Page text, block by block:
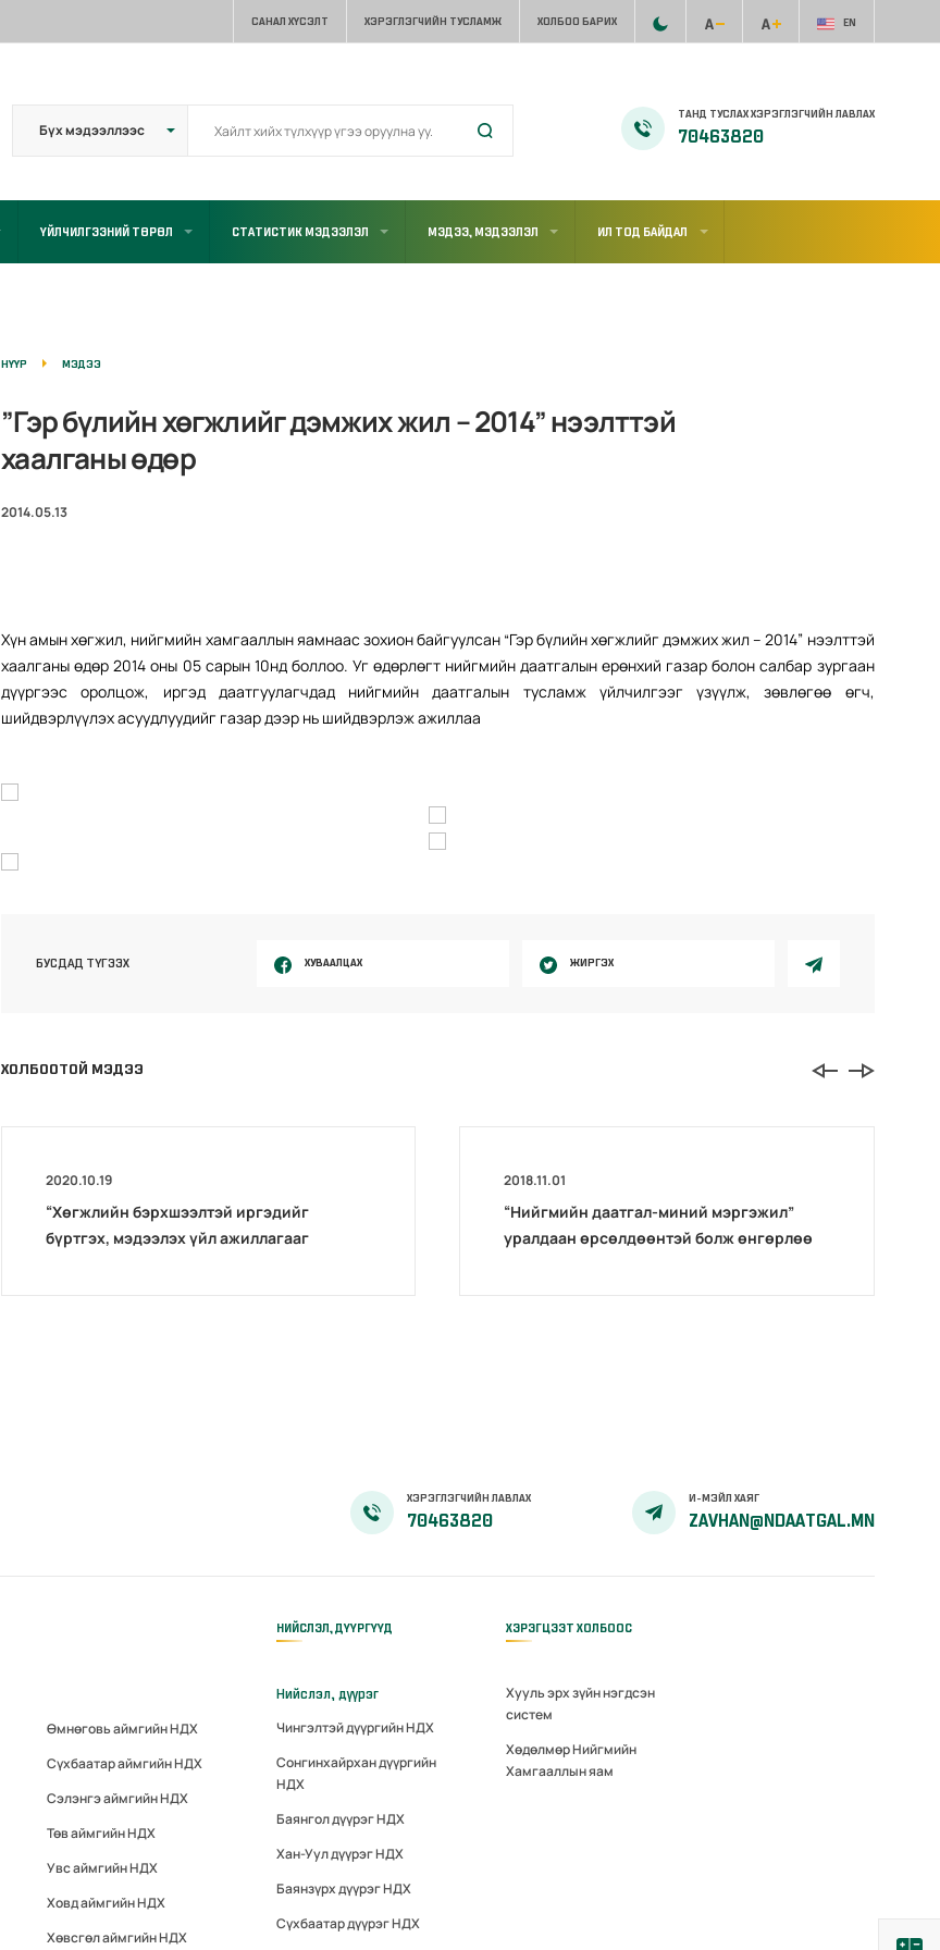
САНАЛ ХҮСЭЛТ ХЭРЭГЛЭГЧИЙН ТУСЛАМЖ ХОЛБОО БАРИХ EN
ТАНД ТУСЛАХ ХЭРЭГЛЭГЧИЙН ЛАВЛАХ
70463820
ҮЙЛЧИЛГЭЭНИЙ ТӨРӨЛ СТАТИСТИК МЭДЭЭЛЭЛ МЭДЭЭ, МЭДЭЭЛЭЛ ИЛ ТОД БАЙДАЛ
НҮҮР МЭДЭЭ
”Гэр бүлийн хөгжлийг дэмжих жил – 2014” нээлттэй
хаалганы өдөр
2014.05.13
Хүн амын хөгжил, нийгмийн хамгааллын яамнаас зохион байгуулсан “Гэр бүлийн хөгжлийг дэмжих жил – 2014” нээлттэй
хаалганы өдөр 2014 оны 05 сарын 10нд боллоо. Уг өдөрлөгт нийгмийн даатгалын ерөнхий газар болон салбар зургаан
дүүргээс оролцож, иргэд даатгуулагчдад нийгмийн даатгалын тусламж үйлчилгээг үзүүлж, зөвлөгөө өгч,
шийдвэрлүүлэх асуудлуудийг газар дээр нь шийдвэрлэж ажиллаа
БУСДАД ТҮГЭЭХ ХУВААЛЦАХ ЖИРГЭХ
ХОЛБООТОЙ МЭДЭЭ
2020.10.19
“Хөгжлийн бэрхшээлтэй иргэдийг
бүртгэх, мэдээлэх үйл ажиллагааг
2018.11.01
“Нийгмийн даатгал-миний мэргэжил”
уралдаан өрсөлдөөнтэй болж өнгөрлөө
ХЭРЭГЛЭГЧИЙН ЛАВЛАХ
70463820
И-МЭЙЛ ХАЯГ
ZAVHAN@NDAATGAL.MN
Өмнөговь аймгийн НДХ
Сүхбаатар аймгийн НДХ
Сэлэнгэ аймгийн НДХ
Төв аймгийн НДХ
Увс аймгийн НДХ
Ховд аймгийн НДХ
Хөвсгөл аймгийн НДХ
НИЙСЛЭЛ, ДҮҮРГҮҮД
Нийслэл, дүүрэг
Чингэлтэй дүүргийн НДХ
Сонгинхайрхан дүүргийн
НДХ
Баянгол дүүрэг НДХ
Хан-Уул дүүрэг НДХ
Баянзүрх дүүрэг НДХ
Сүхбаатар дүүрэг НДХ
ХЭРЭГЦЭЭТ ХОЛБООС
Хууль эрх зүйн нэгдсэн
систем
Хөдөлмөр Нийгмийн
Хамгааллын яам